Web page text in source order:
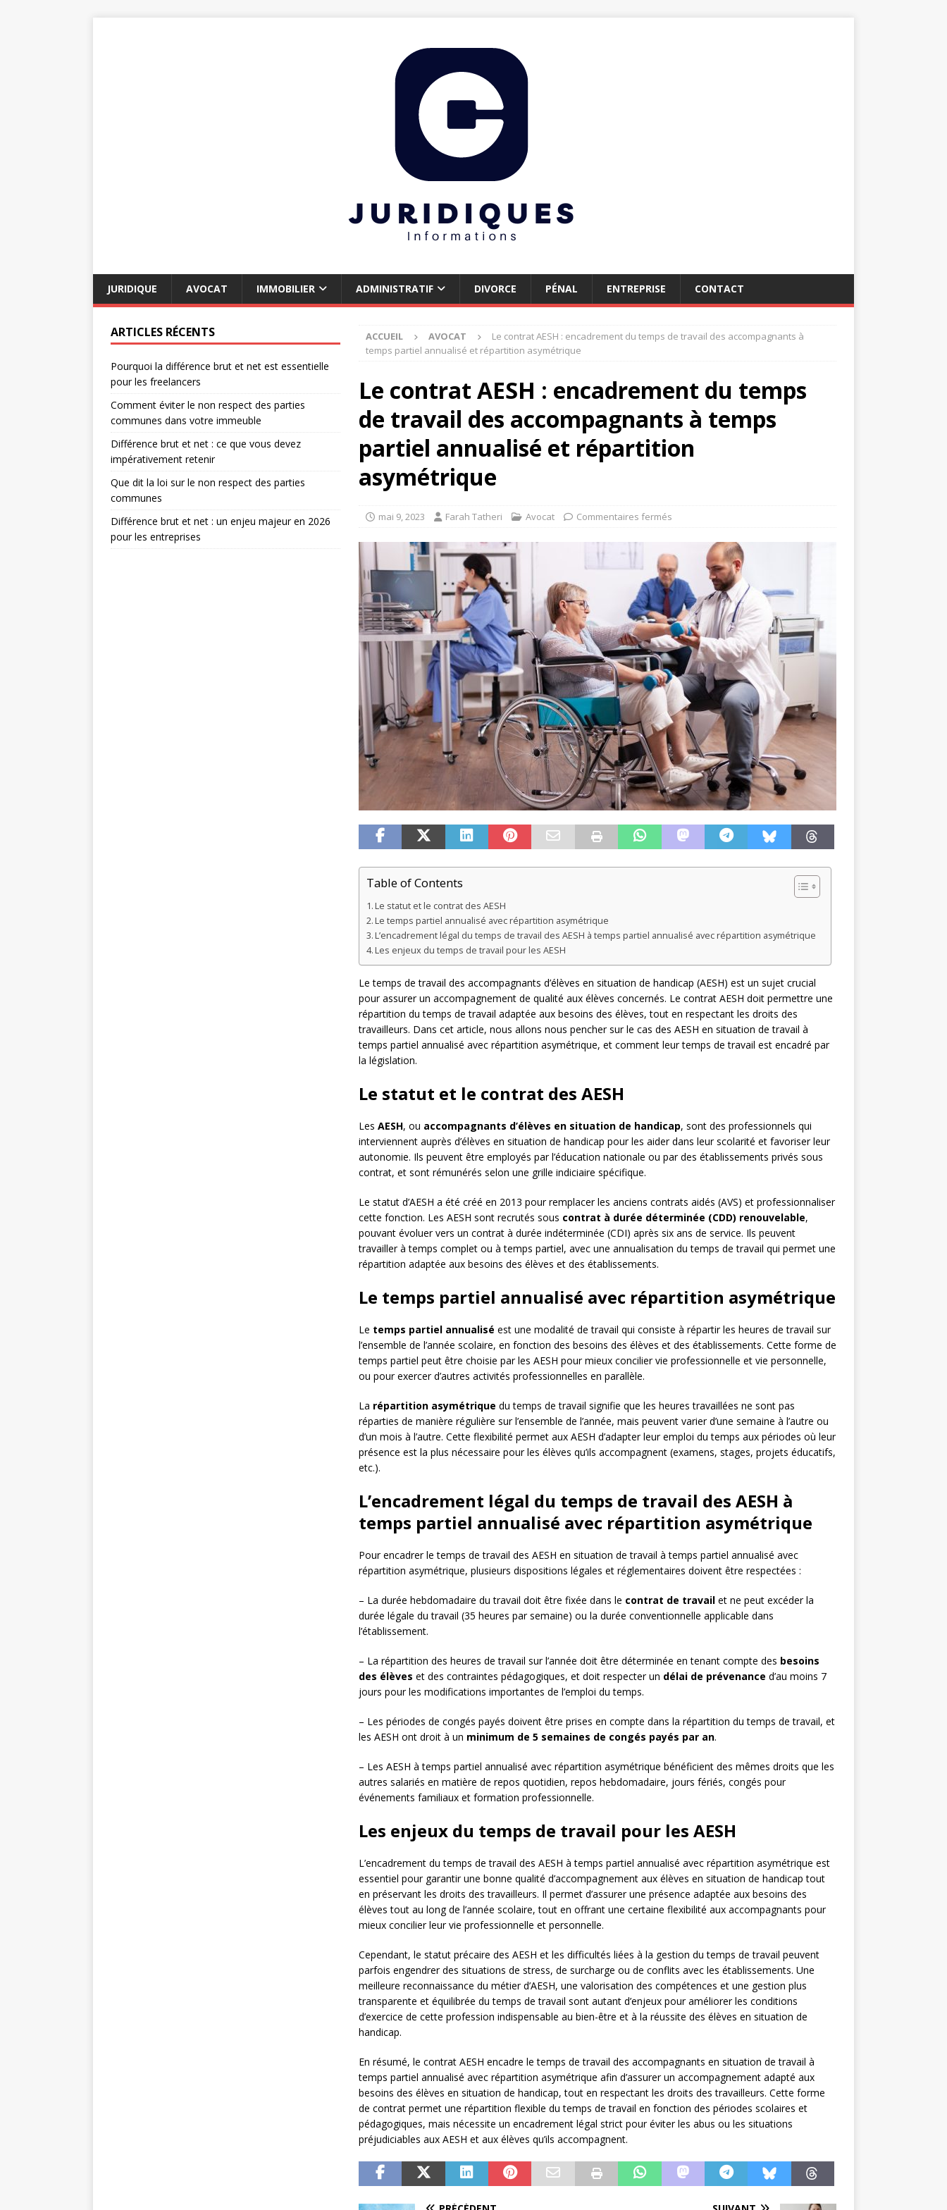
JURIDIQUE AVOCAT IMMOBILIER ADMINISTRATIF DIVORCE PÉNAL ENTREPRISE CONTACT
ACCUEIL AVOCAT
Le contrat AESH : encadrement du temps de travail des accompagnants à
temps partiel annualisé et répartition asymétrique
Le contrat AESH : encadrement du temps
de travail des accompagnants à temps
partiel annualisé et répartition
asymétrique
mai 9, 2023 Farah Tatheri Avocat Commentaires fermés
Table of Contents
Le statut et le contrat des AESH
Le temps partiel annualisé avec répartition asymétrique
L’encadrement légal du temps de travail des AESH à temps partiel annualisé avec répartition asymétrique
Les enjeux du temps de travail pour les AESH
Le temps de travail des accompagnants d’élèves en situation de handicap (AESH) est un sujet crucial
pour assurer un accompagnement de qualité aux élèves concernés. Le contrat AESH doit permettre une
répartition du temps de travail adaptée aux besoins des élèves, tout en respectant les droits des
travailleurs. Dans cet article, nous allons nous pencher sur le cas des AESH en situation de travail à
temps partiel annualisé avec répartition asymétrique, et comment leur temps de travail est encadré par
la législation.
Le statut et le contrat des AESH
Les AESH, ou accompagnants d’élèves en situation de handicap, sont des professionnels qui
interviennent auprès d’élèves en situation de handicap pour les aider dans leur scolarité et favoriser leur
autonomie. Ils peuvent être employés par l’éducation nationale ou par des établissements privés sous
contrat, et sont rémunérés selon une grille indiciaire spécifique.
Le statut d’AESH a été créé en 2013 pour remplacer les anciens contrats aidés (AVS) et professionnaliser
cette fonction. Les AESH sont recrutés sous contrat à durée déterminée (CDD) renouvelable,
pouvant évoluer vers un contrat à durée indéterminée (CDI) après six ans de service. Ils peuvent
travailler à temps complet ou à temps partiel, avec une annualisation du temps de travail qui permet une
répartition adaptée aux besoins des élèves et des établissements.
Le temps partiel annualisé avec répartition asymétrique
Le temps partiel annualisé est une modalité de travail qui consiste à répartir les heures de travail sur
l’ensemble de l’année scolaire, en fonction des besoins des élèves et des établissements. Cette forme de
temps partiel peut être choisie par les AESH pour mieux concilier vie professionnelle et vie personnelle,
ou pour exercer d’autres activités professionnelles en parallèle.
La répartition asymétrique du temps de travail signifie que les heures travaillées ne sont pas
réparties de manière régulière sur l’ensemble de l’année, mais peuvent varier d’une semaine à l’autre ou
d’un mois à l’autre. Cette flexibilité permet aux AESH d’adapter leur emploi du temps aux périodes où leur
présence est la plus nécessaire pour les élèves qu’ils accompagnent (examens, stages, projets éducatifs,
etc.).
L’encadrement légal du temps de travail des AESH à
temps partiel annualisé avec répartition asymétrique
Pour encadrer le temps de travail des AESH en situation de travail à temps partiel annualisé avec
répartition asymétrique, plusieurs dispositions légales et réglementaires doivent être respectées :
– La durée hebdomadaire du travail doit être fixée dans le contrat de travailet ne peut excéder la
durée légale du travail (35 heures par semaine) ou la durée conventionnelle applicable dans
l’établissement.
– La répartition des heures de travail sur l’année doit être déterminée en tenant compte des besoins
des élèves et des contraintes pédagogiques, et doit respecter un délai de prévenance d’au moins 7
jours pour les modifications importantes de l’emploi du temps.
– Les périodes de congés payés doivent être prises en compte dans la répartition du temps de travail, et
les AESH ont droit à un minimum de 5 semaines de congés payés par an.
– Les AESH à temps partiel annualisé avec répartition asymétrique bénéficient des mêmes droits que les
autres salariés en matière de repos quotidien, repos hebdomadaire, jours fériés, congés pour
événements familiaux et formation professionnelle.
Les enjeux du temps de travail pour les AESH
L’encadrement du temps de travail des AESH à temps partiel annualisé avec répartition asymétrique est
essentiel pour garantir une bonne qualité d’accompagnement aux élèves en situation de handicap tout
en préservant les droits des travailleurs. Il permet d’assurer une présence adaptée aux besoins des
élèves tout au long de l’année scolaire, tout en offrant une certaine flexibilité aux accompagnants pour
mieux concilier leur vie professionnelle et personnelle.
Cependant, le statut précaire des AESH et les difficultés liées à la gestion du temps de travail peuvent
parfois engendrer des situations de stress, de surcharge ou de conflits avec les établissements. Une
meilleure reconnaissance du métier d’AESH, une valorisation des compétences et une gestion plus
transparente et équilibrée du temps de travail sont autant d’enjeux pour améliorer les conditions
d’exercice de cette profession indispensable au bien-être et à la réussite des élèves en situation de
handicap.
En résumé, le contrat AESH encadre le temps de travail des accompagnants en situation de travail à
temps partiel annualisé avec répartition asymétrique afin d’assurer un accompagnement adapté aux
besoins des élèves en situation de handicap, tout en respectant les droits des travailleurs. Cette forme
de contrat permet une répartition flexible du temps de travail en fonction des périodes scolaires et
pédagogiques, mais nécessite un encadrement légal strict pour éviter les abus ou les situations
préjudiciables aux AESH et aux élèves qu’ils accompagnent.
ARTICLES RÉCENTS
Pourquoi la différence brut et net est essentielle
pour les freelancers
Comment éviter le non respect des parties
communes dans votre immeuble
Différence brut et net : ce que vous devez
impérativement retenir
Que dit la loi sur le non respect des parties
communes
Différence brut et net : un enjeu majeur en 2026
pour les entreprises